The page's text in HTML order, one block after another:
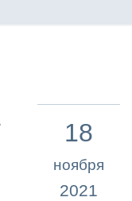
18
ноября
2021